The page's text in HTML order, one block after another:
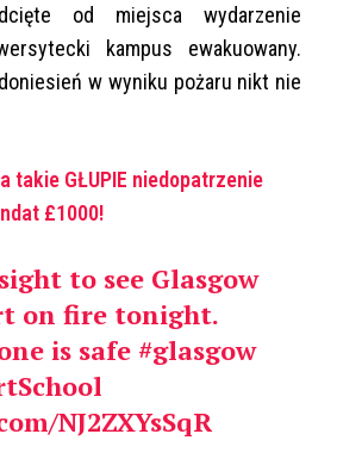
od miejsca wydarzenie
kampus ewakuowany.
w wyniku pożaru nikt nie
takie GŁUPIE niedopatrzenie
£1000!
to see Glasgow
on fire tonight.
is safe #glasgow
NJ2ZXYsSqR